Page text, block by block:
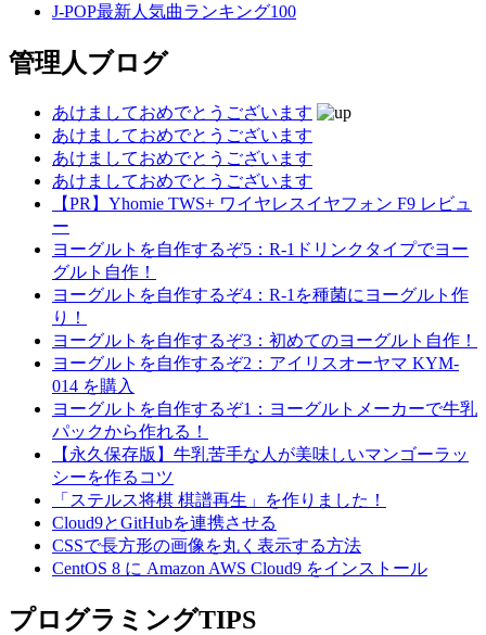
J-POP最新人気曲ランキング100
管理人ブログ
あけましておめでとうございます
あけましておめでとうございます
あけましておめでとうございます
あけましておめでとうございます
【PR】Yhomie TWS+ ワイヤレスイヤフォン F9 レビュ
ー
ヨーグルトを自作するぞ5：R-1ドリンクタイプでヨー
グルト自作！
ヨーグルトを自作するぞ4：R-1を種菌にヨーグルト作
り！
ヨーグルトを自作するぞ3：初めてのヨーグルト自作！
ヨーグルトを自作するぞ2：アイリスオーヤマ KYM-
014 を購入
ヨーグルトを自作するぞ1：ヨーグルトメーカーで牛乳
パックから作れる！
【永久保存版】牛乳苦手な人が美味しいマンゴーラッ
シーを作るコツ
「ステルス将棋 棋譜再生」を作りました！
Cloud9とGitHubを連携させる
CSSで長方形の画像を丸く表示する方法
CentOS 8 に Amazon AWS Cloud9 をインストール
プログラミングTIPS